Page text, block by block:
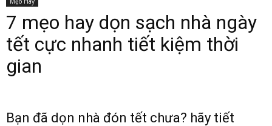
7 mẹo hay dọn sạch nhà ngày
tết cực nhanh tiết kiệm thời
gian
Bạn đã dọn nhà đón tết chưa? hãy tiết